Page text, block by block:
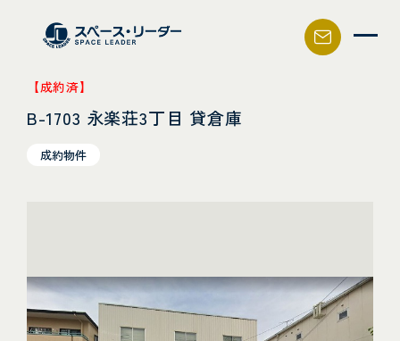
スペース・リーダー
【成約済】
B-1703 永楽荘3丁目 貸倉庫
成約物件